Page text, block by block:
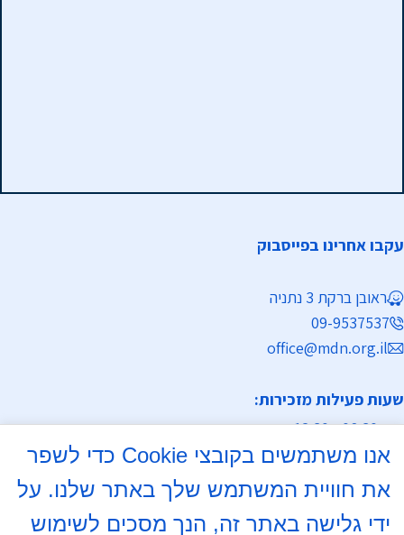
עקבו אחרינו בפייסבוק
ראובן ברקת 3 נתניה
09-9537537
office@mdn.org.il
שעות פעילות מזכירות:
א-ה 08:30 - 12:30
א, ד 16:00- 18:00
אנו משתמשים בקובצי Cookie כדי לשפר
את חוויית המשתמש שלך באתר שלנו. על
ידי גלישה באתר זה, הנך מסכים לשימוש